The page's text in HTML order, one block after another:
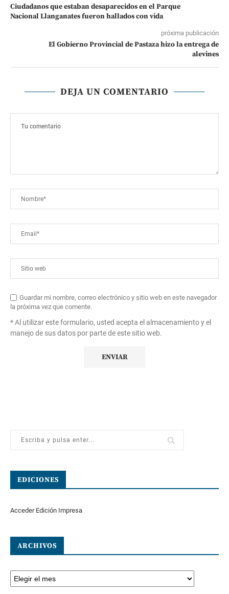
Ciudadanos que estaban desaparecidos en el Parque
Nacional Llanganates fueron hallados con vida
próxima publicación
El Gobierno Provincial de Pastaza hizo la entrega de
alevines
DEJA UN COMENTARIO
Guardar mi nombre, correo electrónico y sitio web en este navegador
la próxima vez que comente.
* Al utilizar este formulario, usted acepta el almacenamiento y el
manejo de sus datos por parte de este sitio web.
EDICIONES
Acceder Edición Impresa
ARCHIVOS